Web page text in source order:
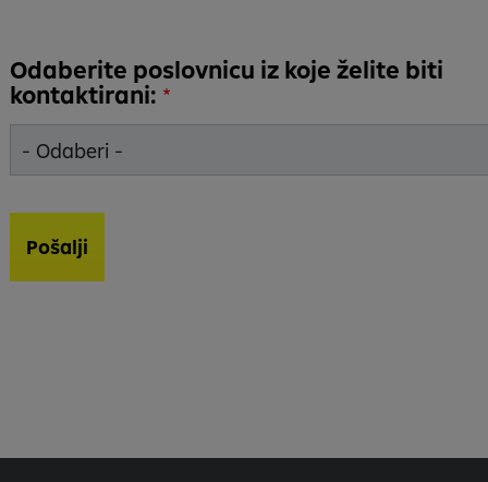
Odaberite poslovnicu iz koje želite biti
kontaktirani: